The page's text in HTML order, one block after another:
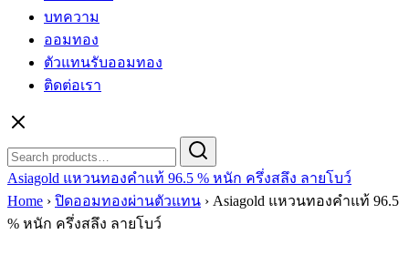
บทความ
ออมทอง
ตัวแทนรับออมทอง
ติดต่อเรา
for:
Asiagold แหวนทองคำแท้ 96.5 % หนัก ครึ่งสลึง ลายโบว์
Home › ปิดออมทองผ่านตัวแทน › Asiagold แหวนทองคำแท้ 96.5
% หนัก ครึ่งสลึง ลายโบว์